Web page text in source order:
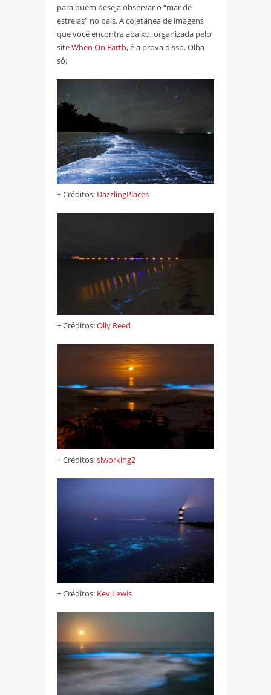
para quem deseja observar o “mar de
estrelas” no país. A coletânea de imagens
que você encontra abaixo, organizada pelo
siteWhen On Earth, é a prova disso. Olha
só:
+ Créditos: DazzlingPlaces
+ Créditos:Olly Reed
+ Créditos:slworking2
+ Créditos: Kev Lewis